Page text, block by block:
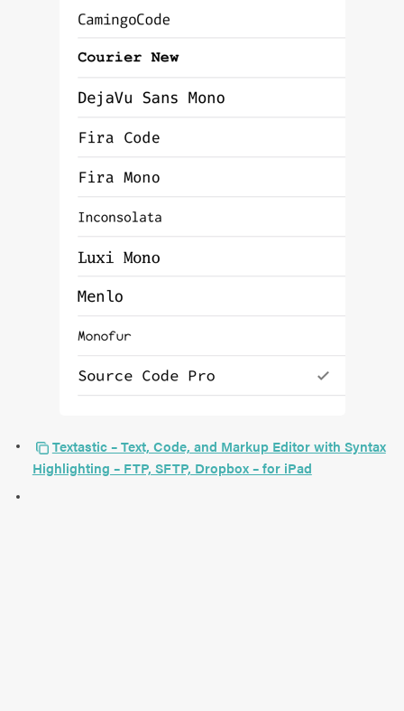
Textastic – Text, Code, and Markup Editor with Syntax
Highlighting – FTP, SFTP, Dropbox – for iPad